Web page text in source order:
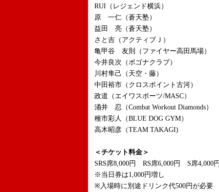
RUI（レジェンド横浜）
原 一仁（蒼天塾）
益田 亮（蒼天塾）
さと吉（アクティブＪ）
亀甲谷 友則（ファイヤー高田馬場）
今井良次（ポゴナクラブ）
川村隼己（天空・藤）
中田裕市（クロスポイント古河）
政道（エイワスポーツ/MASC）
涌井 忍（Combat Workout Diamonds）
種市彩人（BLUE DOG GYM）
高木昭彦（TEAM TAKAGI)
＜チケット料金＞
SRS席8,000円 RS席6,000円 S席4,000
※当日券は1,000円増し
※入場時に別途ドリンク代500円が必要